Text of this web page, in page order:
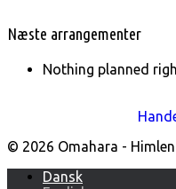
var:
er:
Næste arrangementer
Nothing planned
© 2026 Omahara -
Dansk